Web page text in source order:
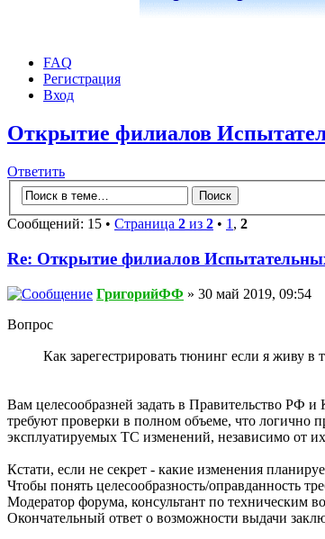
FAQ
Регистрация
Вход
Открытие филиалов
Ответить
Сообщений: 15 • Страница 2 из 2 • 1 , 2
Re: Открытие филиалов
ГригорийФФ » 30 май 2019, 09:54
Вопрос
Как зарегестрировать тюнинг если я живу в
Вам целесообразней задать в Правительство РФ
требуют проверки в полном объеме, что логично
эксплуатируемых ТС изменений, независимо от
Кстати, если не секрет - какие изменения
Чтобы понять целесообразность/оправданность
Модератор форума, консультант по техническим
Окончательный ответ о возможности выдачи